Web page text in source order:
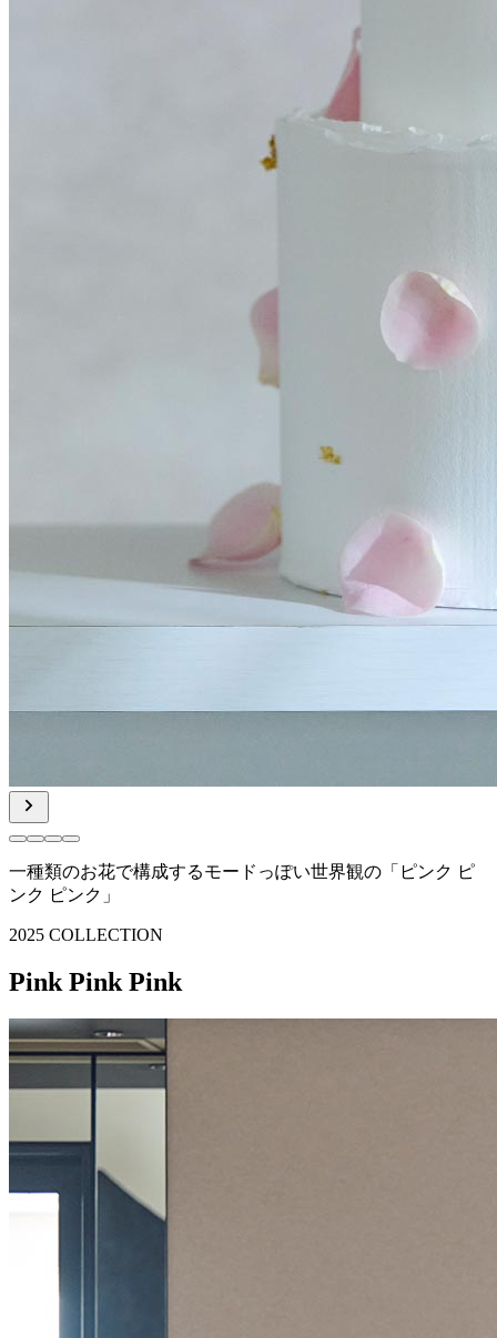
一種類のお花で構成するモードっぽい世界観の 「ピンク ピ
ンク ピンク」
2025 COLLECTION
Pink Pink Pink